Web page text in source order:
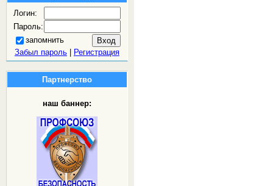
Логин:
Пароль:
запомнить
Забыл пароль| Регистрация
Партнерство
наш баннер: